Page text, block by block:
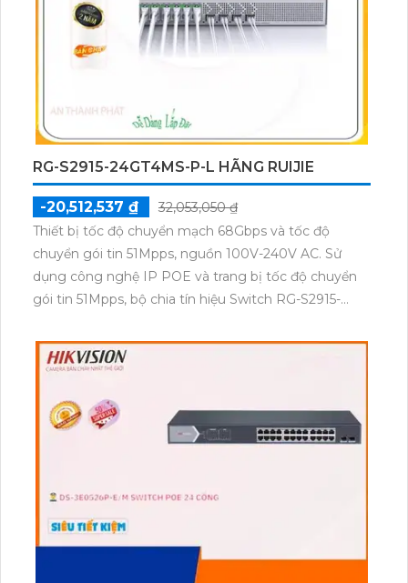
RG-S2915-24GT4MS-P-L HÃNG RUIJIE
-20,512,537 ₫
32,053,050 ₫
Thiết bị tốc độ chuyển mạch 68Gbps và tốc độ
chuyển gói tin 51Mpps, nguồn 100V-240V AC. Sử
dụng công nghệ IP POE và trang bị tốc độ chuyển
gói tin 51Mpps, bộ chia tín hiệu Switch RG-S2915-